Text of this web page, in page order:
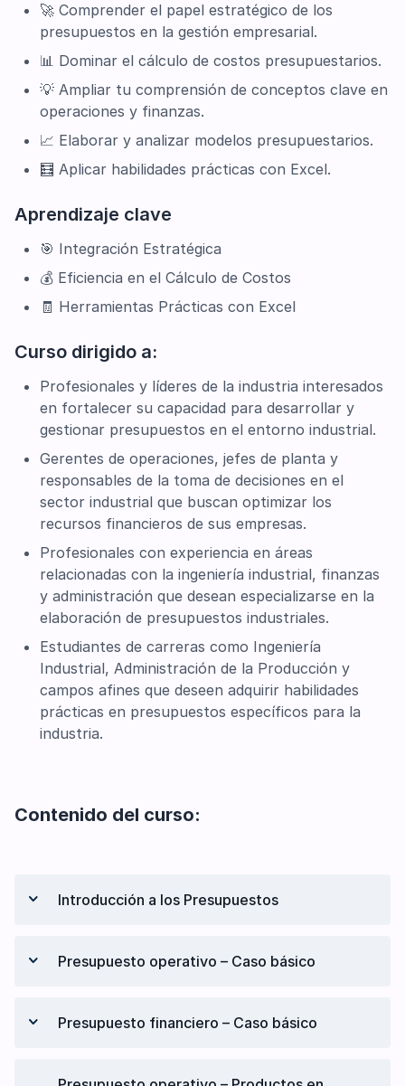
🚀 Comprender el papel estratégico de los
presupuestos en la gestión empresarial.
📊 Dominar el cálculo de costos presupuestarios.
💡 Ampliar tu comprensión de conceptos clave en
operaciones y finanzas.
📈 Elaborar y analizar modelos presupuestarios.
🧮 Aplicar habilidades prácticas con Excel.
Aprendizaje clave
🎯 Integración Estratégica
💰 Eficiencia en el Cálculo de Costos
🧾 Herramientas Prácticas con Excel
Curso dirigido a:
Profesionales y líderes de la industria interesados
en fortalecer su capacidad para desarrollar y
gestionar presupuestos en el entorno industrial.
Gerentes de operaciones, jefes de planta y
responsables de la toma de decisiones en el
sector industrial que buscan optimizar los
recursos financieros de sus empresas.
Profesionales con experiencia en áreas
relacionadas con la ingeniería industrial, finanzas
y administración que desean especializarse en la
elaboración de presupuestos industriales.
Estudiantes de carreras como Ingeniería
Industrial, Administración de la Producción y
campos afines que deseen adquirir habilidades
prácticas en presupuestos específicos para la
industria.
Contenido del curso:
Introducción a los Presupuestos
Finalidad y ventajas de los presupuestos
Presupuesto maestro
Presupuesto operativo – Caso básico
Presupuestos de consumo y de compras
solo producto
Presupuesto financiero – Caso básico